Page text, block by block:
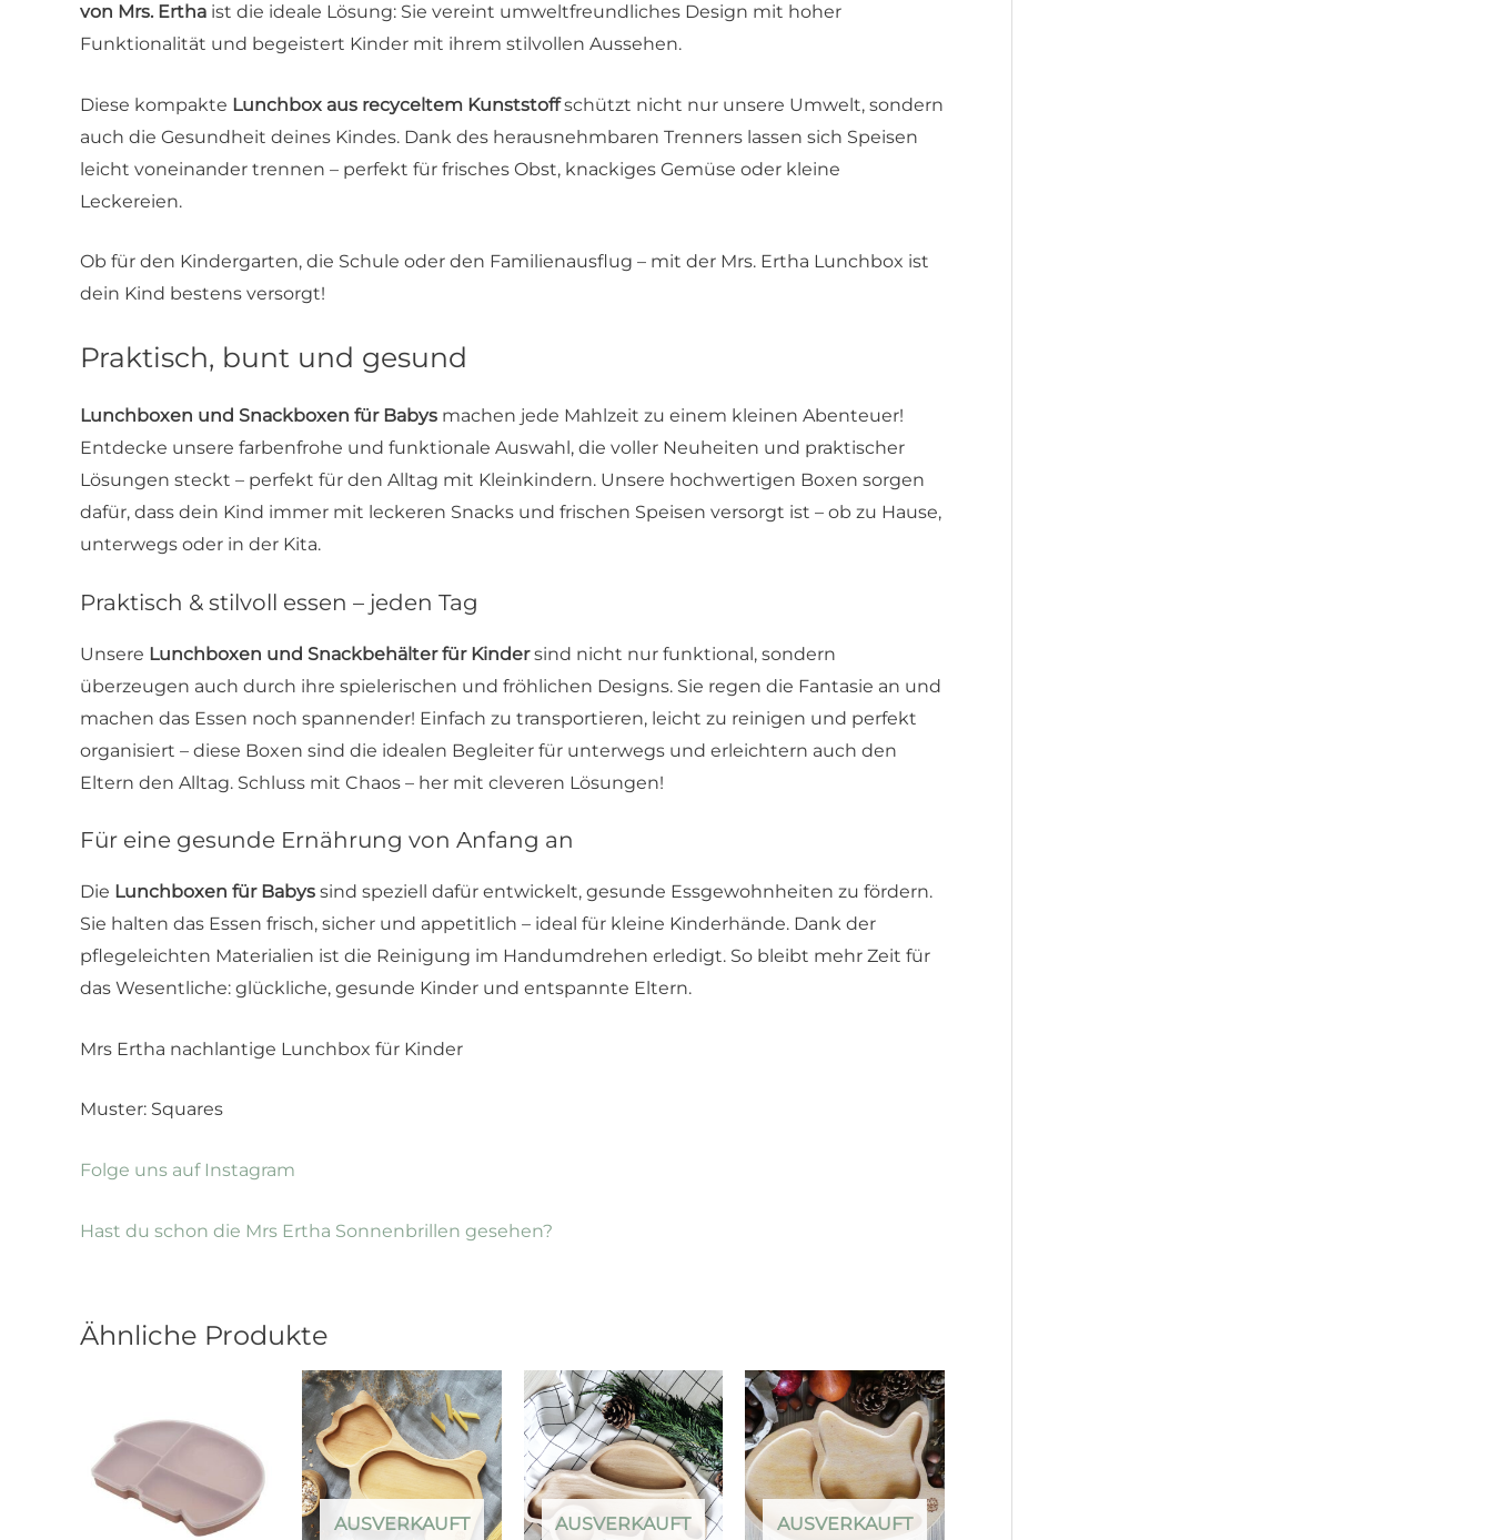
von Mrs. Ertha ist die ideale Lösung: Sie vereint umweltfreundliches Design mit hoher
Funktionalität und begeistert Kinder mit ihrem stilvollen Aussehen.
Diese kompakte Lunchbox aus recyceltem Kunststoffschützt nicht nur unsere Umwelt, sondern
auch die Gesundheit deines Kindes. Dank des herausnehmbaren Trenners lassen sich Speisen
leicht voneinander trennen – perfekt für frisches Obst, knackiges Gemüse oder kleine
Leckereien.
Ob für den Kindergarten, die Schule oder den Familienausflug – mit der Mrs. Ertha Lunchbox ist
dein Kind bestens versorgt!
Praktisch, bunt und gesund
Lunchboxen und Snackboxen für Babys machen jede Mahlzeit zu einem kleinen Abenteuer!
Entdecke unsere farbenfrohe und funktionale Auswahl, die voller Neuheiten und praktischer
Lösungen steckt – perfekt für den Alltag mit Kleinkindern. Unsere hochwertigen Boxen sorgen
dafür, dass dein Kind immer mit leckeren Snacks und frischen Speisen versorgt ist – ob zu Hause,
unterwegs oder in der Kita.
Praktisch & stilvoll essen – jeden Tag
Unsere Lunchboxen und Snackbehälter für Kindersind nicht nur funktional, sondern
überzeugen auch durch ihre spielerischen und fröhlichen Designs. Sie regen die Fantasie an und
machen das Essen noch spannender! Einfach zu transportieren, leicht zu reinigen und perfekt
organisiert – diese Boxen sind die idealen Begleiter für unterwegs und erleichtern auch den
Eltern den Alltag. Schluss mit Chaos – her mit cleveren Lösungen!
Für eine gesunde Ernährung von Anfang an
Die Lunchboxen für Babys sind speziell dafür entwickelt, gesunde Essgewohnheiten zu fördern.
Sie halten das Essen frisch, sicher und appetitlich – ideal für kleine Kinderhände. Dank der
pflegeleichten Materialien ist die Reinigung im Handumdrehen erledigt. So bleibt mehr Zeit für
das Wesentliche: glückliche, gesunde Kinder und entspannte Eltern.
Mrs Ertha nachlantige Lunchbox für Kinder
Muster: Squares
Folge uns auf Instagram
Hast du schon die Mrs Ertha Sonnenbrillen gesehen?
Ähnliche Produkte
AUSVERKAUFT AUSVERKAUFT AUSVERKAUFT